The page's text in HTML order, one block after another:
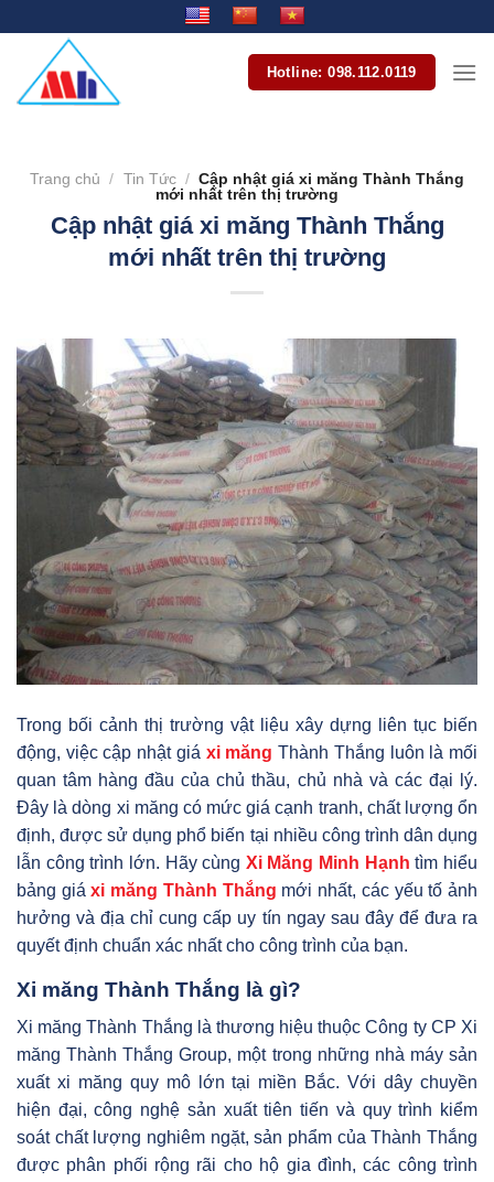
dung
Hotline: 098.112.0119
Trang chủ / Tin Tức / Cập nhật giá xi măng Thành Thắng
mới nhất trên thị trường
Cập nhật giá xi măng Thành Thắng
mới nhất trên thị trường
Trong bối cảnh thị trường vật liệu xây dựng liên tục biến
động, việc cập nhật giá xi măng Thành Thắng luôn là mối
quan tâm hàng đầu của chủ thầu, chủ nhà và các đại lý.
Đây là dòng xi măng có mức giá cạnh tranh, chất lượng ổn
định, được sử dụng phổ biến tại nhiều công trình dân dụng
lẫn công trình lớn. Hãy cùng Xi Măng Minh Hạnh tìm hiểu
bảng giá xi măng Thành Thắng mới nhất, các yếu tố ảnh
hưởng và địa chỉ cung cấp uy tín ngay sau đây để đưa ra
quyết định chuẩn xác nhất cho công trình của bạn.
Xi măng Thành Thắng là gì?
Xi măng Thành Thắng là thương hiệu thuộc Công ty CP Xi
măng Thành Thắng Group, một trong những nhà máy sản
xuất xi măng quy mô lớn tại miền Bắc. Với dây chuyền
hiện đại, công nghệ sản xuất tiên tiến và quy trình kiểm
soát chất lượng nghiêm ngặt, sản phẩm của Thành Thắng
được phân phối rộng rãi cho hộ gia đình, các công trình